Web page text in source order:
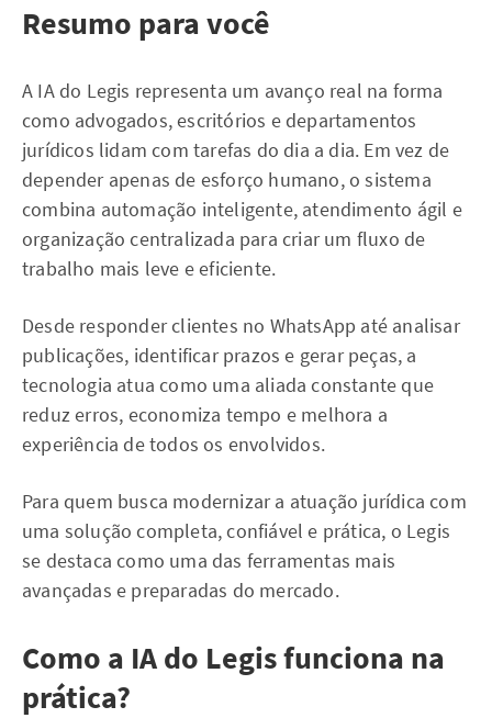
Resumo para você
A IA do Legis representa um avanço real na forma
como advogados, escritórios e departamentos
jurídicos lidam com tarefas do dia a dia. Em vez de
depender apenas de esforço humano, o sistema
combina automação inteligente, atendimento ágil e
organização centralizada para criar um fluxo de
trabalho mais leve e eficiente.
Desde responder clientes no WhatsApp até analisar
publicações, identificar prazos e gerar peças, a
tecnologia atua como uma aliada constante que
reduz erros, economiza tempo e melhora a
experiência de todos os envolvidos.
Para quem busca modernizar a atuação jurídica com
uma solução completa, confiável e prática, o Legis
se destaca como uma das ferramentas mais
avançadas e preparadas do mercado.
Como a IA do Legis funciona na
prática?